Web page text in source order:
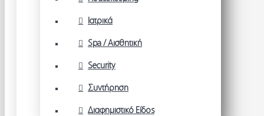
Ιατρικά
Spa / Αισθητική
Security
Συντήρηση
Διαφημιστικό Είδος